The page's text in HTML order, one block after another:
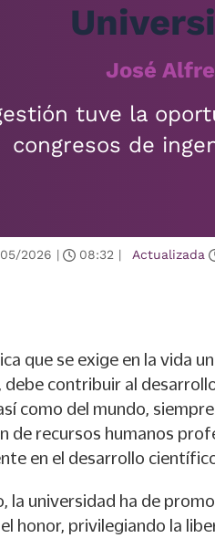
José
tuve la
congresos de
2026 | 08:32 | Actualizada
que se exige en la vida
debe contribuir al
como del mundo,
de recursos humanos
en el desarrollo
la universidad ha de
honor, privilegiando la